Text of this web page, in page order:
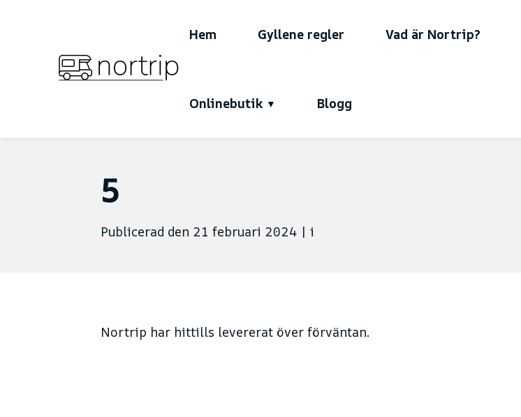
Hem Gyllene regler Vad är Nortrip?
Onlinebutik Blogg
5
Publicerad den 21 februari 2024 | i
Nortrip har hittills levererat över förväntan.